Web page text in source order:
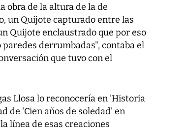
obra de la altura de la de
un Quijote capturado entre las
Quijote enclaustrado que por eso
derrumbadas", contaba el
que tuvo con el
Llosa lo reconocería en 'Historia
de 'Cien años de soledad' en
línea de esas creaciones